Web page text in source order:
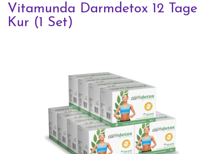
Vitamunda Darmdetox 12 Tage
Kur (1 Set)